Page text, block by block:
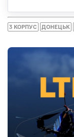
3 КОРПУС ДОНЕЦЬК